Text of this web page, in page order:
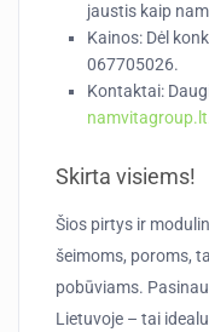
jaustis kaip
Kainos: Dėl
067705026.
Kontaktai:
namvitagroup.lt
Skirta visiems!
Šios pirtys ir
šeimoms, poroms,
pobūviams.
Lietuvoje – tai